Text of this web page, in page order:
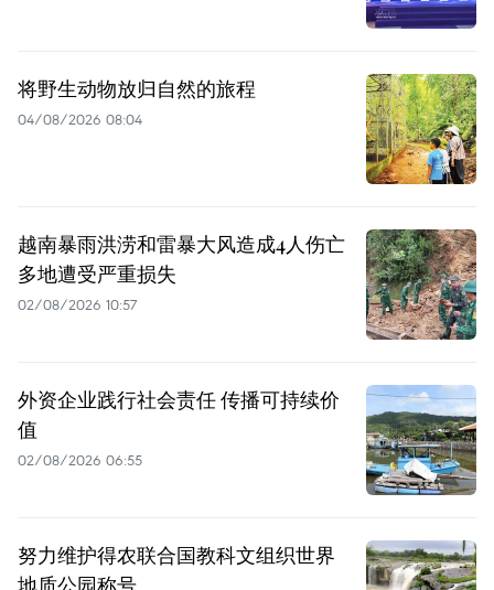
将野生动物放归自然的旅程
04/08/2026 08:04
越南暴雨洪涝和雷暴大风造成4人伤亡
多地遭受严重损失
02/08/2026 10:57
外资企业践行社会责任 传播可持续价
值
02/08/2026 06:55
努力维护得农联合国教科文组织世界